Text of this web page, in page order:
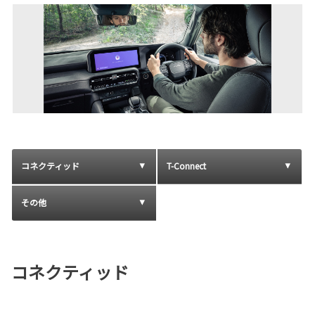
コネクティッド T-Connect
その他
コネクティッド